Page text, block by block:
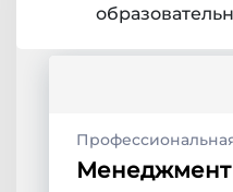
Менеджмент